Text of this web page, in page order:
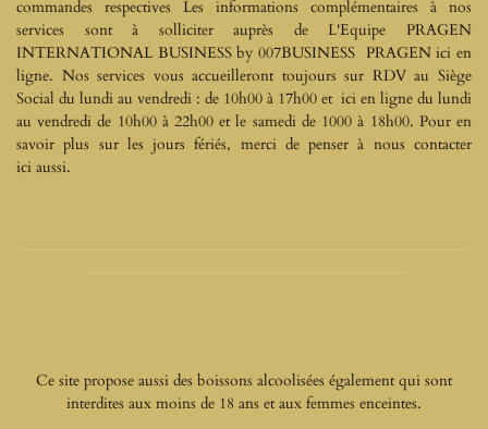
commandes respectives Les informations complémentaires à nos
services sont à solliciter auprès de L'Equipe PRAGEN
INTERNATIONAL BUSINESS by 007BUSINESS PRAGEN ici en
ligne. Nos services vous accueilleront toujours sur RDV au Siège
Social du lundi au vendredi : de 10h00 à 17h00 et ici en ligne du lundi
au vendredi de 10h00 à 22h00 et le samedi de 1000 à 18h00. Pour en
savoir plus sur les jours fériés, merci de penser à nous contacter
ici aussi.
Ce site propose aussi des boissons alcoolisées également qui sont
interdites aux moins de 18 ans et aux femmes enceintes.